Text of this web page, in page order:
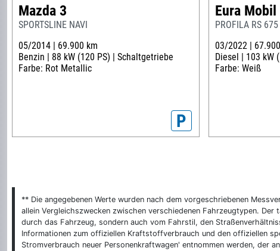
Mazda 3
SPORTSLINE NAVI
05/2014 | 69.900 km
Benzin | 88 kW (120 PS) | Schaltgetriebe
Farbe: Rot Metallic
P
Eura Mobil
PROFILA RS
03/2022 |
Diesel | 103 kW
Farbe: Weiß
** Die angegebenen Werte wurden nach dem vorgeschriebenen
allein Vergleichszwecken zwischen verschiedenen Fahrzeugtypen.
durch das Fahrzeug, sondern auch vom Fahrstil, den
Informationen zum offiziellen Kraftstoffverbrauch und den offiziellen
Stromverbrauch neuer Personenkraftwagen' entnommen werden, der